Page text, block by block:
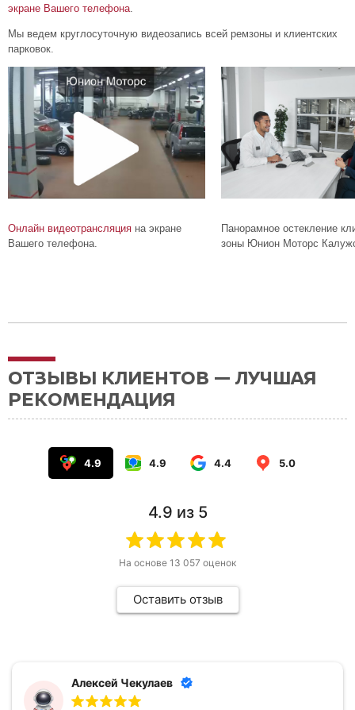
экране Вашего телефона.
Мы ведем круглосуточную видеозапись всей ремзоны и клиентских
парковок.
Онлайн видеотрансляция на экране
Вашего телефона.
Панорамное остекление
зоны Юнион Моторс
ОТЗЫВЫ КЛИЕНТОВ — ЛУЧШАЯ
РЕКОМЕНДАЦИЯ
4.9 4.9 4.4 5.0
4.9 из 5
На основе 13 057 оценок
Оставить отзыв
Алексей Чекулаев